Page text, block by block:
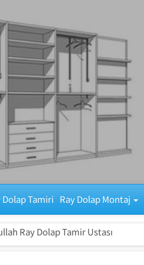
Dolap Tamiri Ray Dolap Montaj
Ray Dolap Tamir Ustası